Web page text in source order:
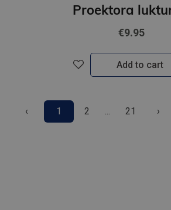
€9.95
Add to cart
‹ 1 2 21 ›